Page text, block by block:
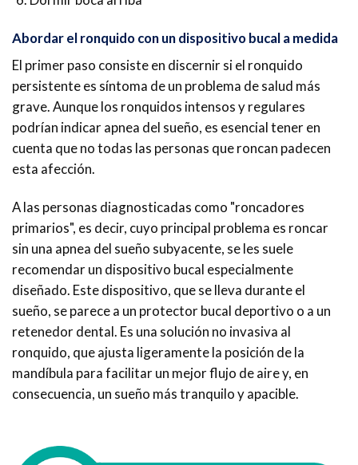
Abordar el ronquido con un dispositivo bucal a medida
El primer paso consiste en discernir si el ronquido
persistente es síntoma de un problema de salud más
grave. Aunque los ronquidos intensos y regulares
podrían indicar apnea del sueño, es esencial tener en
cuenta que no todas las personas que roncan padecen
esta afección.
A las personas diagnosticadas como "roncadores
primarios", es decir, cuyo principal problema es roncar
sin una apnea del sueño subyacente, se les suele
recomendar un dispositivo bucal especialmente
diseñado. Este dispositivo, que se lleva durante el
sueño, se parece a un protector bucal deportivo o a un
retenedor dental. Es una solución no invasiva al
ronquido, que ajusta ligeramente la posición de la
mandíbula para facilitar un mejor flujo de aire y, en
consecuencia, un sueño más tranquilo y apacible.